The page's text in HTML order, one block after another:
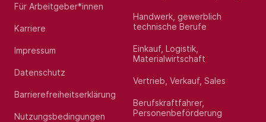
Für Arbeitgeber*innen
Karriere
Impressum
Datenschutz
Barrierefreiheitserklärung
Nutzungsbedingungen
Handwerk, gewerblich
technische Berufe
Einkauf, Logistik,
Materialwirtschaft
Vertrieb, Verkauf, Sales
Berufskraftfahrer,
Personenbeförderung